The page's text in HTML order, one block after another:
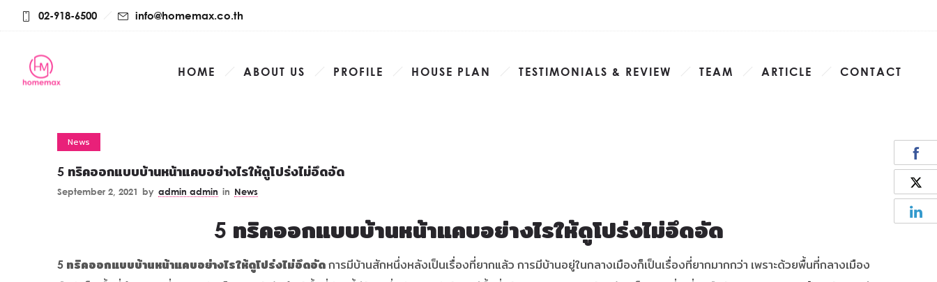
02-918-6500 info@homemax.co.th
HOME ABOUT US PROFILE HOUSE PLAN TESTIMONIALS & REVIEW TEAM ARTICLE CONTACT
News
5 ทริคออกแบบบ้านหน้าแคบอย่างไรให้ดูโปร่งไม่อึดอัด
September 2, 2021 by admin admin in News
5 ทริคออกแบบบ้านหน้าแคบอย่างไรให้ดูโปร่งไม่อึดอัด
5 ทริคออกแบบบ้านหน้าแคบอย่างไรให้ดูโปร่งไม่อึดอัด การมีบ้านสักหนึ่งหลังเป็นเรื่องที่ยากแล้ว การมีบ้านอยู่ในกลางเมืองก็เป็นเรื่องที่ยากมากกว่า เพราะด้วยพื้นที่กลางเมือง